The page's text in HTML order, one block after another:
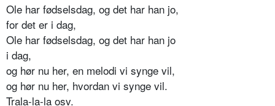
Ole har fødselsdag, og det har han jo,
for det er i dag,
Ole har fødselsdag, og det har han jo
i dag,
og hør nu her, en melodi vi synge vil,
og hør nu her, hvordan vi synge vil.
Trala-la-la osv.